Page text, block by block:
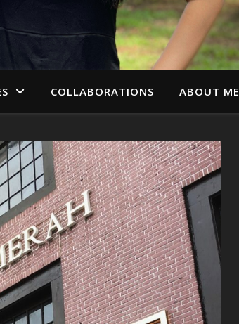
COLLABORATIONS ABOUT ME